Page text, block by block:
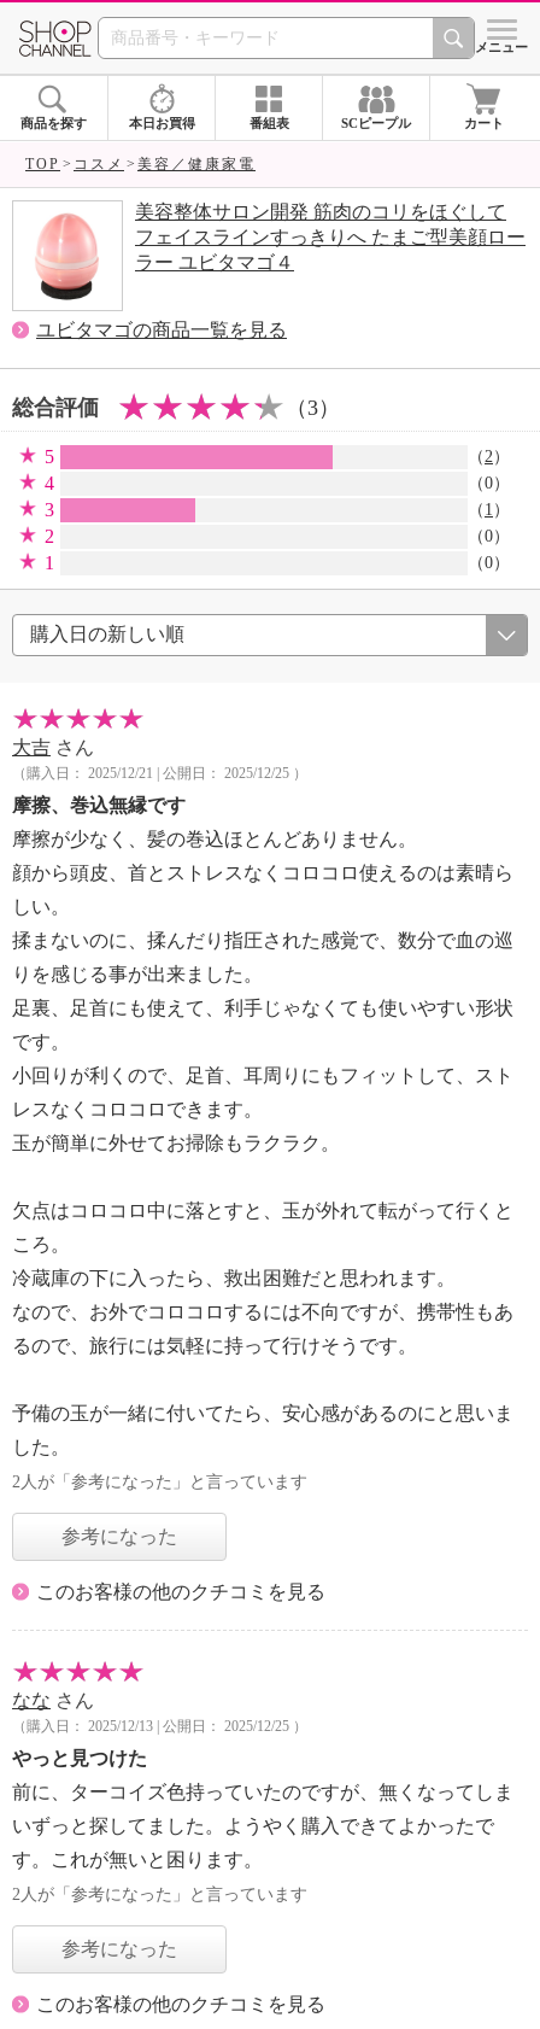
SHOP CHANNEL シメニュー
商品を探す 本日お買得 番組表 SCピープル カート
TOP コスメ 美容／健康家電
美容整体サロン開発 筋肉のコリをほぐして
フェイスラインすっきりへ たまご型美顔ロー
ラー ユビタマゴ４
ユビタマゴの商品一覧を見る
総合評価 （3）
5 （2）
4 （0）
3 （ 1 ）
2 （0）
1 （0）
大吉 さん
（購入日： 2025/12/21 | 公開日： 2025/12/25 ）
摩擦、巻込無縁です
摩擦が少なく、髪の巻込ほとんどありません。
顔から頭皮、首とストレスなくコロコロ使えるのは素晴ら
しい。
揉まないのに、揉んだり指圧された感覚で、数分で血の巡
りを感じる事が出来ました。
足裏、足首にも使えて、利手じゃなくても使いやすい形状
です。
小回りが利くので、足首、耳周りにもフィットして、スト
レスなくコロコロできます。
玉が簡単に外せてお掃除もラクラク。
欠点はコロコロ中に落とすと、玉が外れて転がって行くと
ころ。
冷蔵庫の下に入ったら、救出困難だと思われます。
なので、お外でコロコロするには不向ですが、携帯性もあ
るので、旅行には気軽に持って行けそうです。
予備の玉が一緒に付いてたら、安心感があるのにと思いま
した。
2人が「参考になった」と言っています
参考になった
このお客様の他のクチコミを見る
なな さん
（購入日： 2025/12/13 | 公開日： 2025/12/25 ）
やっと見つけた
前に、ターコイズ色持っていたのですが、無くなってしま
いずっと探してました。ようやく購入できてよかったで
す。これが無いと困ります。
2人が「参考になった」と言っています
参考になった
このお客様の他のクチコミを見る